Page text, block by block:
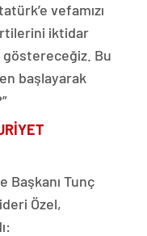
vefamızı
iktidar
Bu
başlayarak
Başkanı Tunç
Özel,